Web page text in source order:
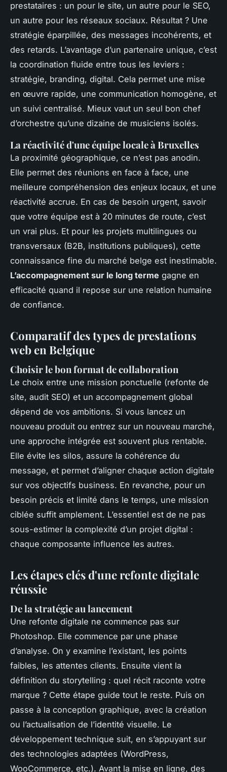
prestataires : un pour le site, un autre pour le SEO,
un autre pour les réseaux sociaux. Résultat ? Une
stratégie éparpillée, des messages incohérents, et
des retards. L’avantage d’un partenaire unique, c’est
la coordination fluide entre tous les leviers :
stratégie, branding, digital. Cela permet une mise
en œuvre rapide, une communication homogène, et
un suivi centralisé. Mieux vaut un seul bon chef
d’orchestre qu’une dizaine de musiciens isolés.
La réactivité d'une équipe locale à Bruxelles
La proximité géographique, ce n’est pas anodin.
Elle permet des réunions en face à face, une
meilleure compréhension des enjeux locaux, et une
réactivité accrue. En cas de besoin urgent, savoir
que votre équipe est à 20 minutes de route, c’est
un vrai plus. Et pour les projets multilingues ou
transversaux (B2B, institutions publiques), cette
connaissance fine du marché belge est inestimable.
L’accompagnement sur le long terme gagne en
efficacité quand il repose sur une relation humaine
de confiance.
Comparatif des types de prestations
web en Belgique
Choisir le bon format de collaboration
Le choix entre une mission ponctuelle (refonte de
site, audit SEO) et un accompagnement global
dépend de vos ambitions. Si vous lancez un
nouveau produit ou entrez sur un nouveau marché,
une approche intégrée est souvent plus rentable.
Elle évite les silos, assure la cohérence du
message, et permet d’aligner chaque action digitale
sur vos objectifs business. En revanche, pour un
besoin précis et limité dans le temps, une mission
ciblée suffit amplement. L’essentiel est de ne pas
sous-estimer la complexité d’un projet digital :
chaque composante influence les autres.
Les étapes clés d'une refonte digitale
réussie
De la stratégie au lancement
Une refonte digitale ne commence pas sur
Photoshop. Elle commence par une phase
d’analyse. On y examine l’existant, les points
faibles, les attentes clients. Ensuite vient la
définition du storytelling : quel récit raconte votre
marque ? Cette étape guide tout le reste. Puis on
passe à la conception graphique, avec la création
ou l’actualisation de l’identité visuelle. Le
développement technique suit, en s’appuyant sur
des technologies adaptées (WordPress,
WooCommerce, etc.). Avant la mise en ligne, des